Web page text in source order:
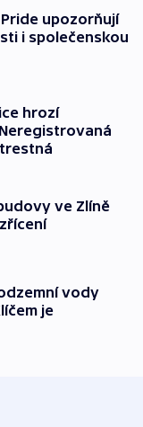
upozorňují
i společenskou
hrozí
ve Zlíně
vody
je